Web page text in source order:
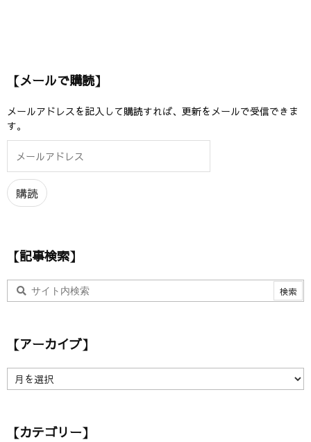
【メールで購読】
メールアドレスを記入して購読すれば、更新をメールで受信できま
す。
ル
ア
ド
購読
【記事検索】
【アーカイブ】
ア
イ【カテゴリー】